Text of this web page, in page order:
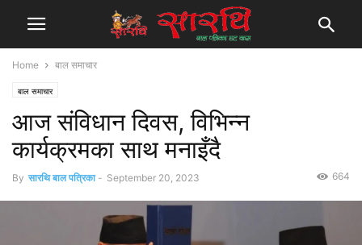
Home बाल समाचार
बाल समाचार
आज संविधान दिवस, विभिन्न
कार्यक्रमका साथ मनाइँदै
By सारथि बाल पत्रिका - September 20, 2023 664